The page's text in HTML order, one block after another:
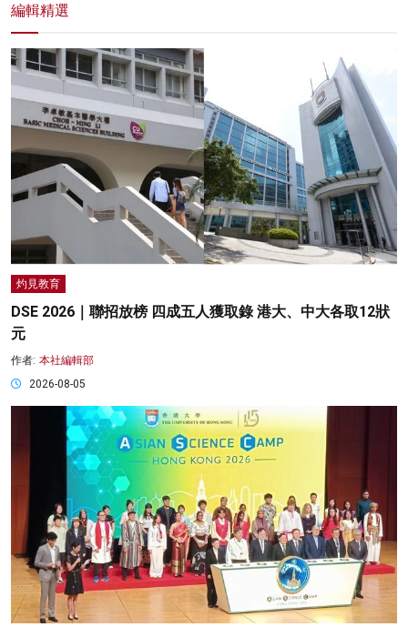
編輯精選
灼見教育
DSE 2026｜聯招放榜 四成五人獲取錄 港大、中大各取12狀
元
作者: 本社編輯部
2026-08-05